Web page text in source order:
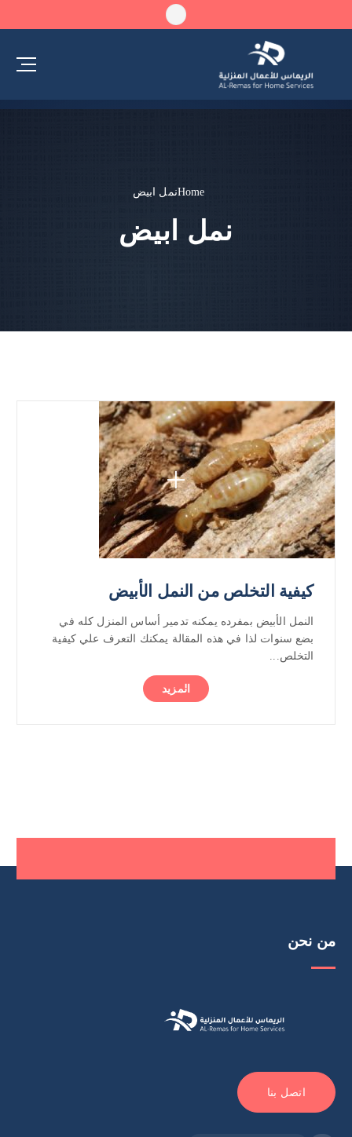
Homeنمل ابيض
نمل ابيض
كيفية التخلص من النمل الأبيض
النمل الأبيض بمفرده يمكنه تدمير أساس المنزل كله في
بضع سنوات لذا في هذه المقالة يمكنك التعرف علي كيفية
التخلص...
المزيد
من نحن
اتصل بنا